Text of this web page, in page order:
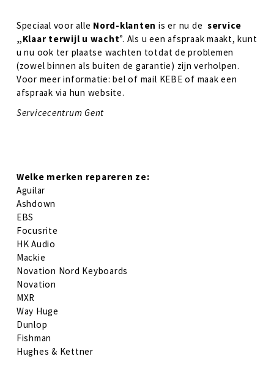
Speciaal voor alle Nord-klanten is er nu de service
„Klaar terwijl u wacht”. Als u een afspraak maakt, kunt
u nu ook ter plaatse wachten totdat de problemen
(zowel binnen als buiten de garantie) zijn verholpen.
Voor meer informatie: bel of mail KEBE of maak een
afspraak via hun website.
Servicecentrum Gent
Welke merken repareren ze:
Aguilar
Ashdown
EBS
Focusrite
HK Audio
Mackie
Novation Nord Keyboards
Novation
MXR
Way Huge
Dunlop
Fishman
Hughes & Kettner